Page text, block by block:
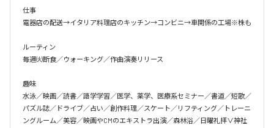
仕事
電器店の配送→イタリア料理店のキッチン→コンビニ→車関係の工場※株も
ルーティン
毎週㈫断食／ウォーキング／作曲演奏リリース
趣味
水泳／映画／読書／語学学習／医学、薬学、医療系セミナー／書道／短歌／
パズル誌／ドライブ／占い／創作料理／スケート／リフティング／トレーニ
ングルーム／美容／映画やCMのエキストラ出演／森林浴／日曜礼拝∨神社